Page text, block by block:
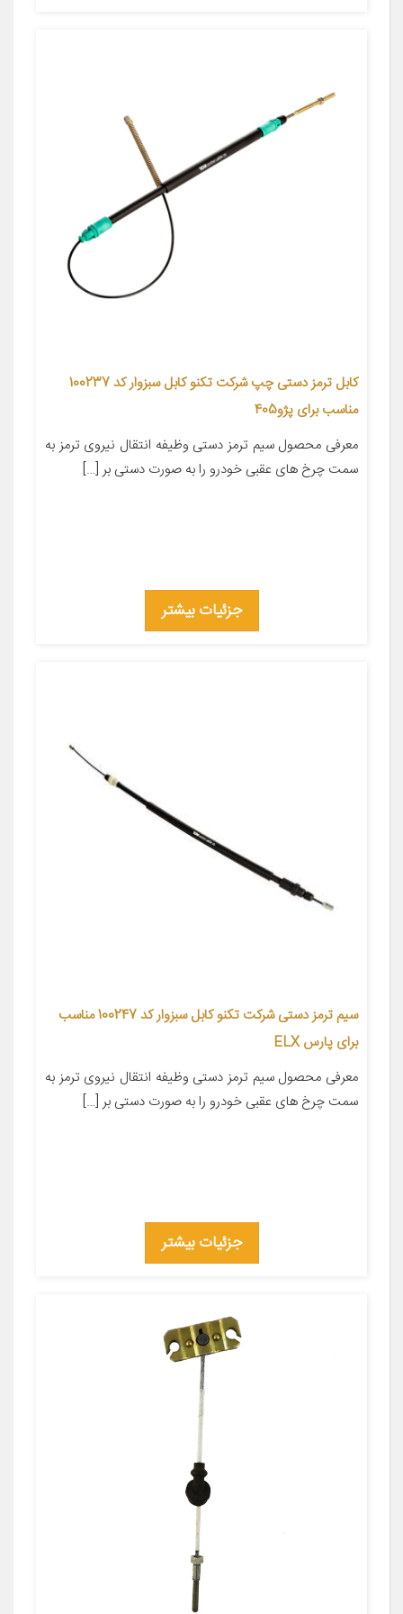
کابل ترمز دستی چپ شرکت تکنو کابل سبزوار کد 100237
مناسب برای پژو405
معرفی محصول سیم ترمز دستی وظیفه انتقال نیروی ترمز به
سمت چرخ های عقبی خودرو را به صورت دستی بر […]
جزئیات بیشتر
سیم ترمز دستی شرکت تکنو کابل سبزوار کد 100247 مناسب
برای پارس ELX
معرفی محصول سیم ترمز دستی وظیفه انتقال نیروی ترمز به
سمت چرخ های عقبی خودرو را به صورت دستی بر […]
جزئیات بیشتر